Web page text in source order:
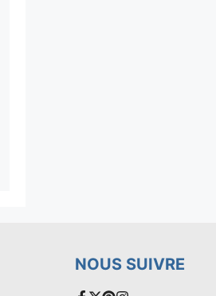
NOUS SUIVRE